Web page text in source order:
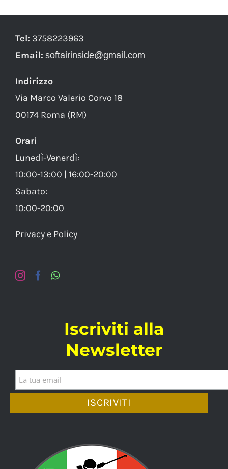
Tel: 3758223963
Email: softairinside@gmail.com
Indirizzo
Via Marco Valerio Corvo 18
00174 Roma (RM)
Orari
Lunedì-Venerdì:
10:00-13:00 | 16:00-20:00
Sabato:
10:00-20:00
Privacy e Policy
Iscriviti alla
Newsletter